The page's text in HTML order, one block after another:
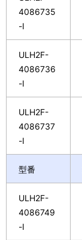
4086735
-I
ULH2F-
4086736
-I
ULH2F-
4086737
-I
型番
ULH2F-
4086749
-I